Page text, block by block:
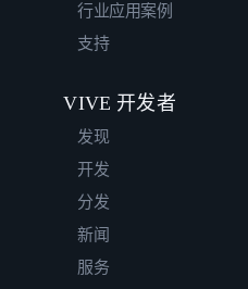
行业应用案例
支持
VIVE 开发者
发现
开发
分发
新闻
服务